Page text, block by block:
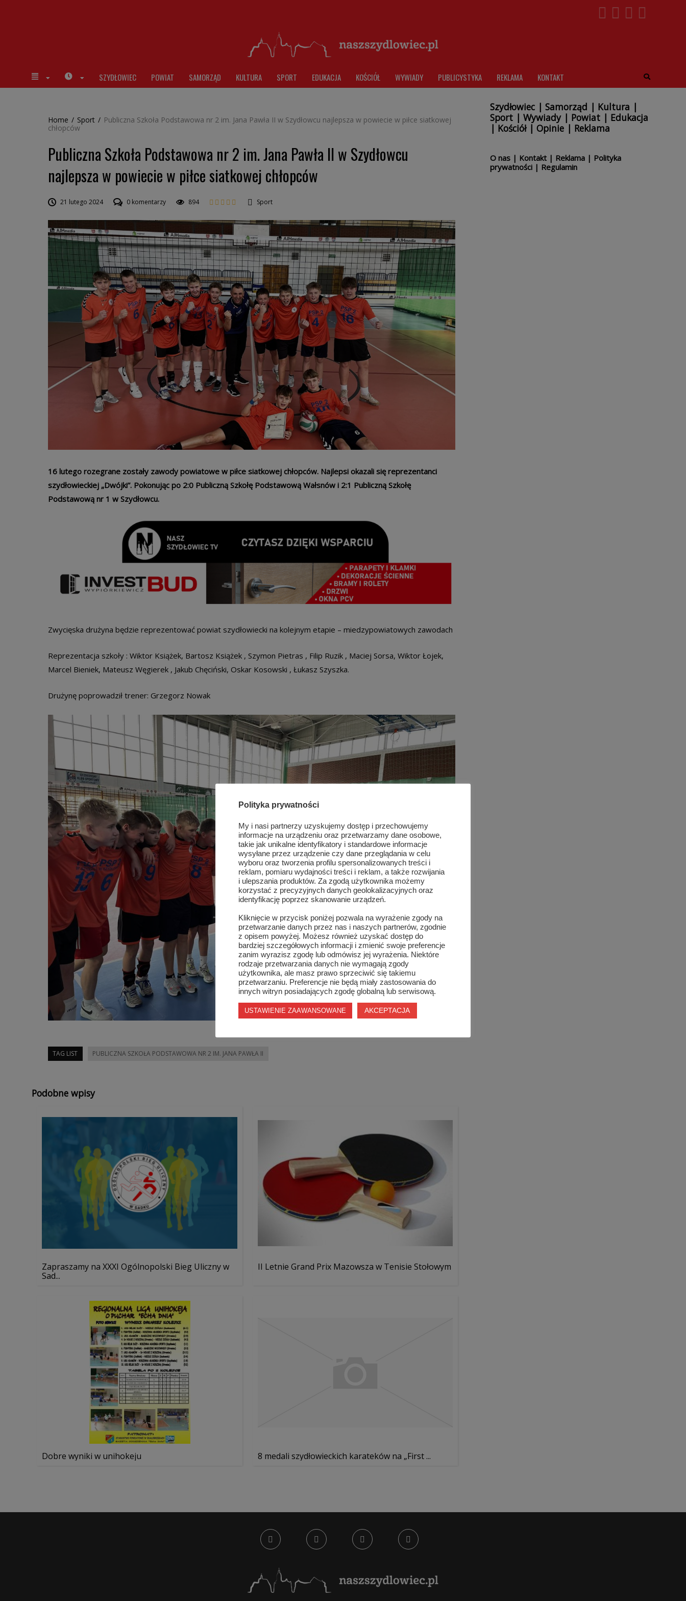
SZYDŁOWIEC POWIAT SAMORZĄD KULTURA SPORT EDUKACJA KOŚCIÓŁ WYWIADY PUBLICYSTYKA REKLAMA KONTAKT
Home / Sport / Publiczna Szkoła Podstawowa nr 2 im. Jana Pawła II w Szydłowcu najlepsza w powiecie w piłce siatkowej
chłopców
Publiczna Szkoła Podstawowa nr 2 im. Jana Pawła II w Szydłowcu
najlepsza w powiecie w piłce siatkowej chłopców
21 lutego 2024 0 komentarzy 894 Sport
16 lutego rozegrane zostały zawody powiatowe w piłce siatkowej chłopców. Najlepsi okazali się reprezentanci
szydłowieckiej „Dwójki”. Pokonując po 2:0 Publiczną Szkołę Podstawową Wałsnów i 2:1 Publiczną Szkołę
Podstawową nr 1 w Szydłowcu.
Zwycięska drużyna będzie reprezentować powiat szydłowiecki na kolejnym etapie – miedzypowiatowych zawodach
Reprezentacja szkoły : Wiktor Książek, Bartosz Książek , Szymon Pietras , Filip Ruzik , Maciej Sorsa, Wiktor Łojek,
Marcel Bieniek, Mateusz Węgierek , Jakub Chęciński, Oskar Kosowski , Łukasz Szyszka.
Drużynę poprowadził trener: Grzegorz Nowak
TAG LIST PUBLICZNA SZKOŁA PODSTAWOWA NR 2 IM. JANA PAWŁA II
Podobne wpisy
Zapraszamy na XXXI Ogólnopolski Bieg Uliczny w
Sad...
II Letnie Grand Prix Mazowsza w Tenisie Stołowym
Dobre wyniki w unihokeju 8 medali szydłowieckich karateków na „First ...
Szydłowiec| Samorząd | Kultura |
Sport| Wywiady| Powiat| Edukacja
| Kościół| Opinie| Reklama
O nas| Kontakt| Reklama| Polityka
prywatności| Regulamin
Polityka prywatności
My i nasi partnerzy uzyskujemy dostęp i przechowujemy
informacje na urządzeniu oraz przetwarzamy dane osobowe,
takie jak unikalne identyfikatory i standardowe informacje
wysyłane przez urządzenie czy dane przeglądania w celu
wyboru oraz tworzenia profilu spersonalizowanych treści i
reklam, pomiaru wydajności treści i reklam, a także rozwijania
i ulepszania produktów. Za zgodą użytkownika możemy
korzystać z precyzyjnych danych geolokalizacyjnych oraz
identyfikację poprzez skanowanie urządzeń.
Kliknięcie w przycisk poniżej pozwala na wyrażenie zgody na
przetwarzanie danych przez nas i naszych partnerów, zgodnie
z opisem powyżej. Możesz również uzyskać dostęp do
bardziej szczegółowych informacji i zmienić swoje preferencje
zanim wyrazisz zgodę lub odmówisz jej wyrażenia. Niektóre
rodzaje przetwarzania danych nie wymagają zgody
użytkownika, ale masz prawo sprzeciwić się takiemu
przetwarzaniu. Preferencje nie będą miały zastosowania do
innych witryn posiadających zgodę globalną lub serwisową.
USTAWIENIE ZAAWANSOWANE AKCEPTACJA